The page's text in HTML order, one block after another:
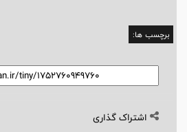
برچسب ها:
اشتراک گذاری